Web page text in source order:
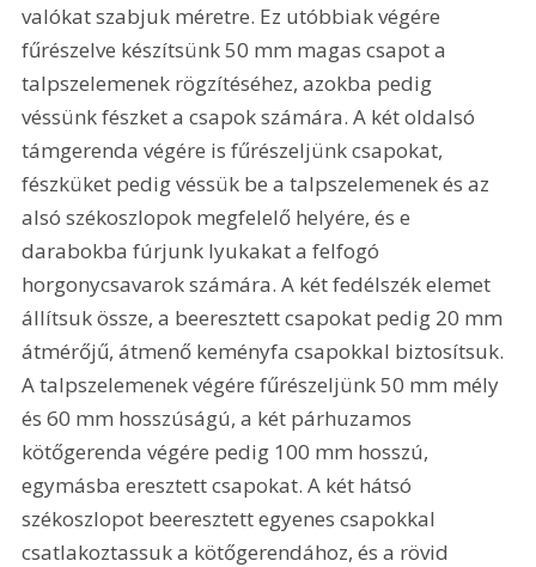
valókat szabjuk méretre. Ez utóbbiak végére
fűrészelve készítsünk 50 mm magas csapot a
talpszelemenek rögzítéséhez, azokba pedig
véssünk fészket a csapok számára. A két oldalsó
támgerenda végére is fűrészeljünk csapokat,
fészküket pedig véssük be a talpszelemenek és az
alsó székoszlopok megfelelő helyére, és e
darabokba fúrjunk lyukakat a felfogó
horgonycsavarok számára. A két fedélszék elemet
állítsuk össze, a beeresztett csapokat pedig 20 mm
átmérőjű, átmenő keményfa csapokkal biztosítsuk.
A talpszelemenek végére fűrészeljünk 50 mm mély
és 60 mm hosszúságú, a két párhuzamos
kötőgerenda végére pedig 100 mm hosszú,
egymásba eresztett csapokat. A két hátsó
székoszlopot beeresztett egyenes csapokkal
csatlakoztassuk a kötőgerendához, és a rövid